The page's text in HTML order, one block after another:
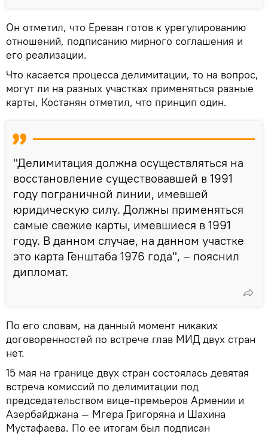
Он отметил, что Ереван готов к урегулированию
отношений, подписанию мирного соглашения и
его реализации.
Что касается процесса делимитации, то на вопрос,
могут ли на разных участках применяться разные
карты, Костанян отметил, что принцип один.
"Делимитация должна осуществляться на
восстановление существовавшей в 1991
году пограничной линии, имевшей
юридическую силу. Должны применяться
самые свежие карты, имевшиеся в 1991
году. В данном случае, на данном участке
это карта Генштаба 1976 года", – пояснил
дипломат.
По его словам, на данный момент никаких
договоренностей по встрече глав МИД двух стран
нет.
15 мая на границе двух стран состоялась девятая
встреча комиссий по делимитации под
председательством вице-премьеров Армении и
Азербайджана — Мгера Григоряна и Шахина
Мустафаева. По ее итогам был подписан